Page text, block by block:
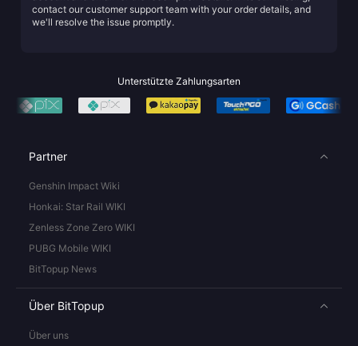
contact our customer support team with your order details, and
we'll resolve the issue promptly.
Unterstützte Zahlungsarten
Partner
Genshin Impact Wiki
Honkai: Star Rail WIKI
Zenless Zone Zero WIKI
PUBG Mobile WIKI
BitTopup News
Über BitTopup
Über uns